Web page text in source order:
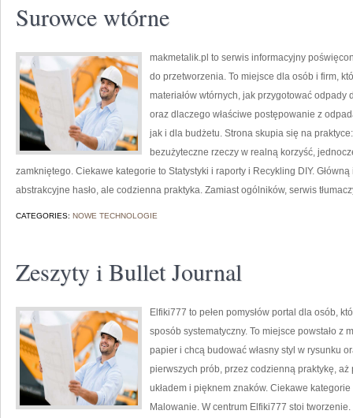
Surowce wtórne
makmetalik.pl to serwis informacyjny
do przetworzenia. To miejsce dla osób i firm,
materiałów wtórnych, jak przygotować
oraz dlaczego właściwe postępowanie z
jak i dla budżetu. Strona skupia się na
bezużyteczne rzeczy w realną korzyść,
zamkniętego. Ciekawe kategorie to Statystyki i raporty i Recykling DIY.
abstrakcyjne hasło, ale codzienna praktyka. Zamiast ogólników, serwis
CATEGORIES: NOWE TECHNOLOGIE
Zeszyty i Bullet Journal
Elfiki777 to pełen pomysłów portal dla osób,
sposób systematyczny. To miejsce powstało z
papier i chcą budować własny styl w rysunku
pierwszych prób, przez codzienną praktykę,
układem i pięknem znaków. Ciekawe
Malowanie. W centrum Elfiki777 stoi